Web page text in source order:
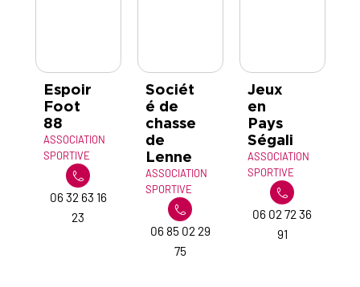
Espoir
Foot
88
ASSOCIATION
SPORTIVE
06 32 63 16
23
Sociét
é de
chasse
de
Lenne
ASSOCIATION
SPORTIVE
06 85 02 29
75
Jeux
en
Pays
Ségali
ASSOCIATION
SPORTIVE
06 02 72 36
91